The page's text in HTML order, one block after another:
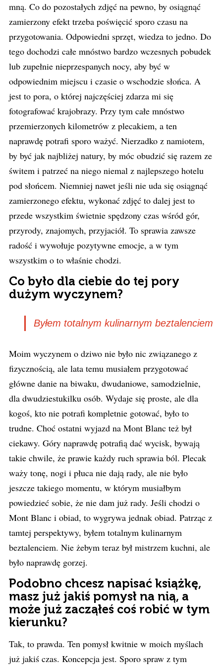
mną. Co do pozostałych zdjęć na pewno, by osiągnąć
zamierzony efekt trzeba poświęcić sporo czasu na
przygotowania. Odpowiedni sprzęt, wiedza to jedno. Do
tego dochodzi całe mnóstwo bardzo wczesnych pobudek
lub zupełnie nieprzespanych nocy, aby być w
odpowiednim miejscu i czasie o wschodzie słońca. A
jest to pora, o której najczęściej zdarza mi się
fotografować krajobrazy. Przy tym całe mnóstwo
przemierzonych kilometrów z plecakiem, a ten
naprawdę potrafi sporo ważyć. Nierzadko z namiotem,
by być jak najbliżej natury, by móc obudzić się razem ze
świtem i patrzeć na niego niemal z najlepszego hotelu
pod słońcem. Niemniej nawet jeśli nie uda się osiągnąć
zamierzonego efektu, wykonać zdjęć to dalej jest to
przede wszystkim świetnie spędzony czas wśród gór,
przyrody, znajomych, przyjaciół. To sprawia zawsze
radość i wywołuje pozytywne emocje, a w tym
wszystkim o to właśnie chodzi.
Co było dla ciebie do tej pory
dużym wyczynem?
Byłem totalnym kulinarnym beztalenciem
Moim wyczynem o dziwo nie było nic związanego z
fizycznością, ale lata temu musiałem przygotować
główne danie na biwaku, dwudaniowe, samodzielnie,
dla dwudziestukilku osób. Wydaje się proste, ale dla
kogoś, kto nie potrafi kompletnie gotować, było to
trudne. Choć ostatni wyjazd na Mont Blanc też był
ciekawy. Góry naprawdę potrafią dać wycisk, bywają
takie chwile, że prawie każdy ruch sprawia ból. Plecak
waży tonę, nogi i płuca nie dają rady, ale nie było
jeszcze takiego momentu, w którym musiałbym
powiedzieć sobie, że nie dam już rady. Jeśli chodzi o
Mont Blanc i obiad, to wygrywa jednak obiad. Patrząc z
tamtej perspektywy, byłem totalnym kulinarnym
beztalenciem. Nie żebym teraz był mistrzem kuchni, ale
było naprawdę gorzej.
Podobno chcesz napisać książkę,
masz już jakiś pomysł na nią, a
może już zacząłeś coś robić w tym
kierunku?
Tak, to prawda. Ten pomysł kwitnie w moich myślach
już jakiś czas. Koncepcja jest. Sporo spraw z tym